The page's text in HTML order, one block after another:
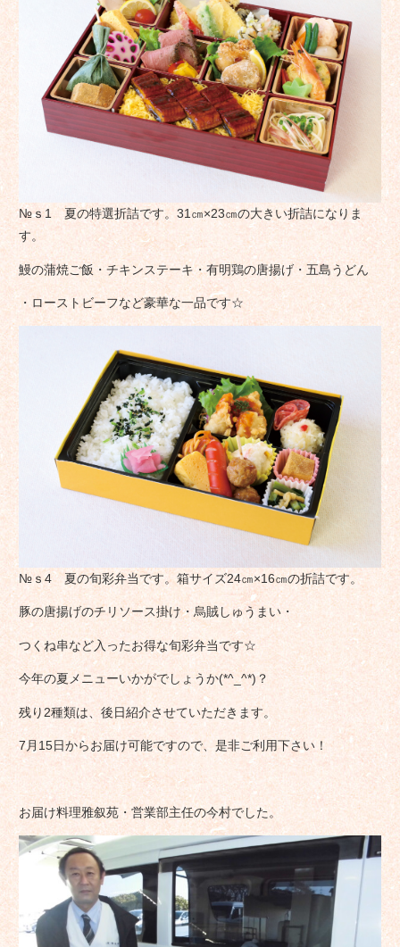
№ｓ1 夏の特選折詰です。31㎝×23㎝の大きい折詰になりま
す。
鰻の蒲焼ご飯・チキンステーキ・有明鶏の唐揚げ・五島うどん
・ローストビーフなど豪華な一品です☆
№ｓ4 夏の旬彩弁当です。箱サイズ24㎝×16㎝の折詰です。
豚の唐揚げのチリソース掛け・烏賊しゅうまい・
つくね串など入ったお得な旬彩弁当です☆
今年の夏メニューいかがでしょうか(*^_^*)？
残り2種類は、後日紹介させていただきます。
7月15日からお届け可能ですので、是非ご利用下さい！
お届け料理雅叙苑・営業部主任の今村でした。